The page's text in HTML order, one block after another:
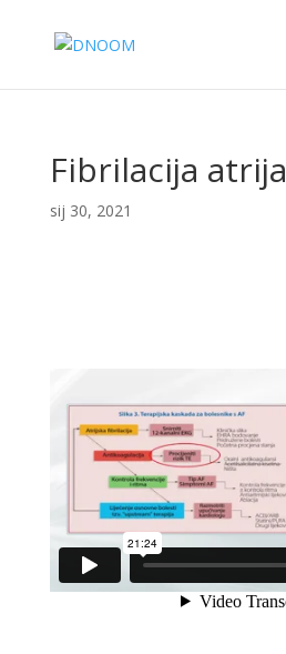
Fibrilacija atrija
sij 30, 2021